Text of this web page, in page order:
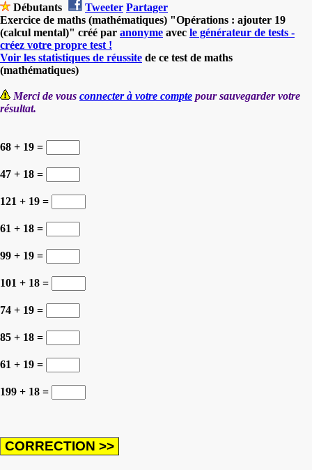
Débutants Tweeter Partager
Exercice de maths (mathématiques) "Opérations : ajouter 19
(calcul mental)" créé par anonyme avec le générateur de tests -
créez votre propre test !
Voir les statistiques de réussite de ce test de maths
(mathématiques)
Merci de vous connecter à votre compte pour sauvegarder votre
résultat.
68 + 19 =
47 + 18 =
121 + 19 =
61 + 18 =
99 + 19 =
101 + 18 =
74 + 19 =
85 + 18 =
61 + 19 =
199 + 18 =